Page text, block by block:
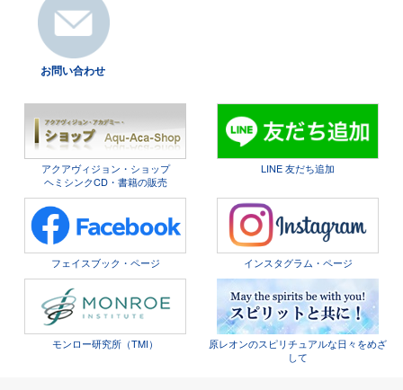
お問い合わせ
アクアヴィジョン・ショップ
ヘミシンクCD・書籍の販売
LINE 友だち追加
フェイスブック・ページ インスタグラム・ページ
モンロー研究所（TMI）
原レオンのスピリチュアルな日々をめざ
して